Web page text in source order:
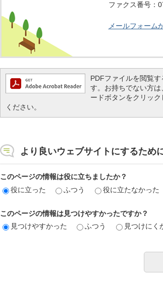
ファクス番号：
メールフォーム
PDFファイルを閲覧
す。お持ちでない方
ードボタンをクリッ
ください。
より良いウェブサイトにするため
このページの情報は役に立ちましたか？
役に立った
ふつう 役に立たなかった
このページの情報は見つけやすかったですか？
見つけやすかった
ふつう 見つけにく